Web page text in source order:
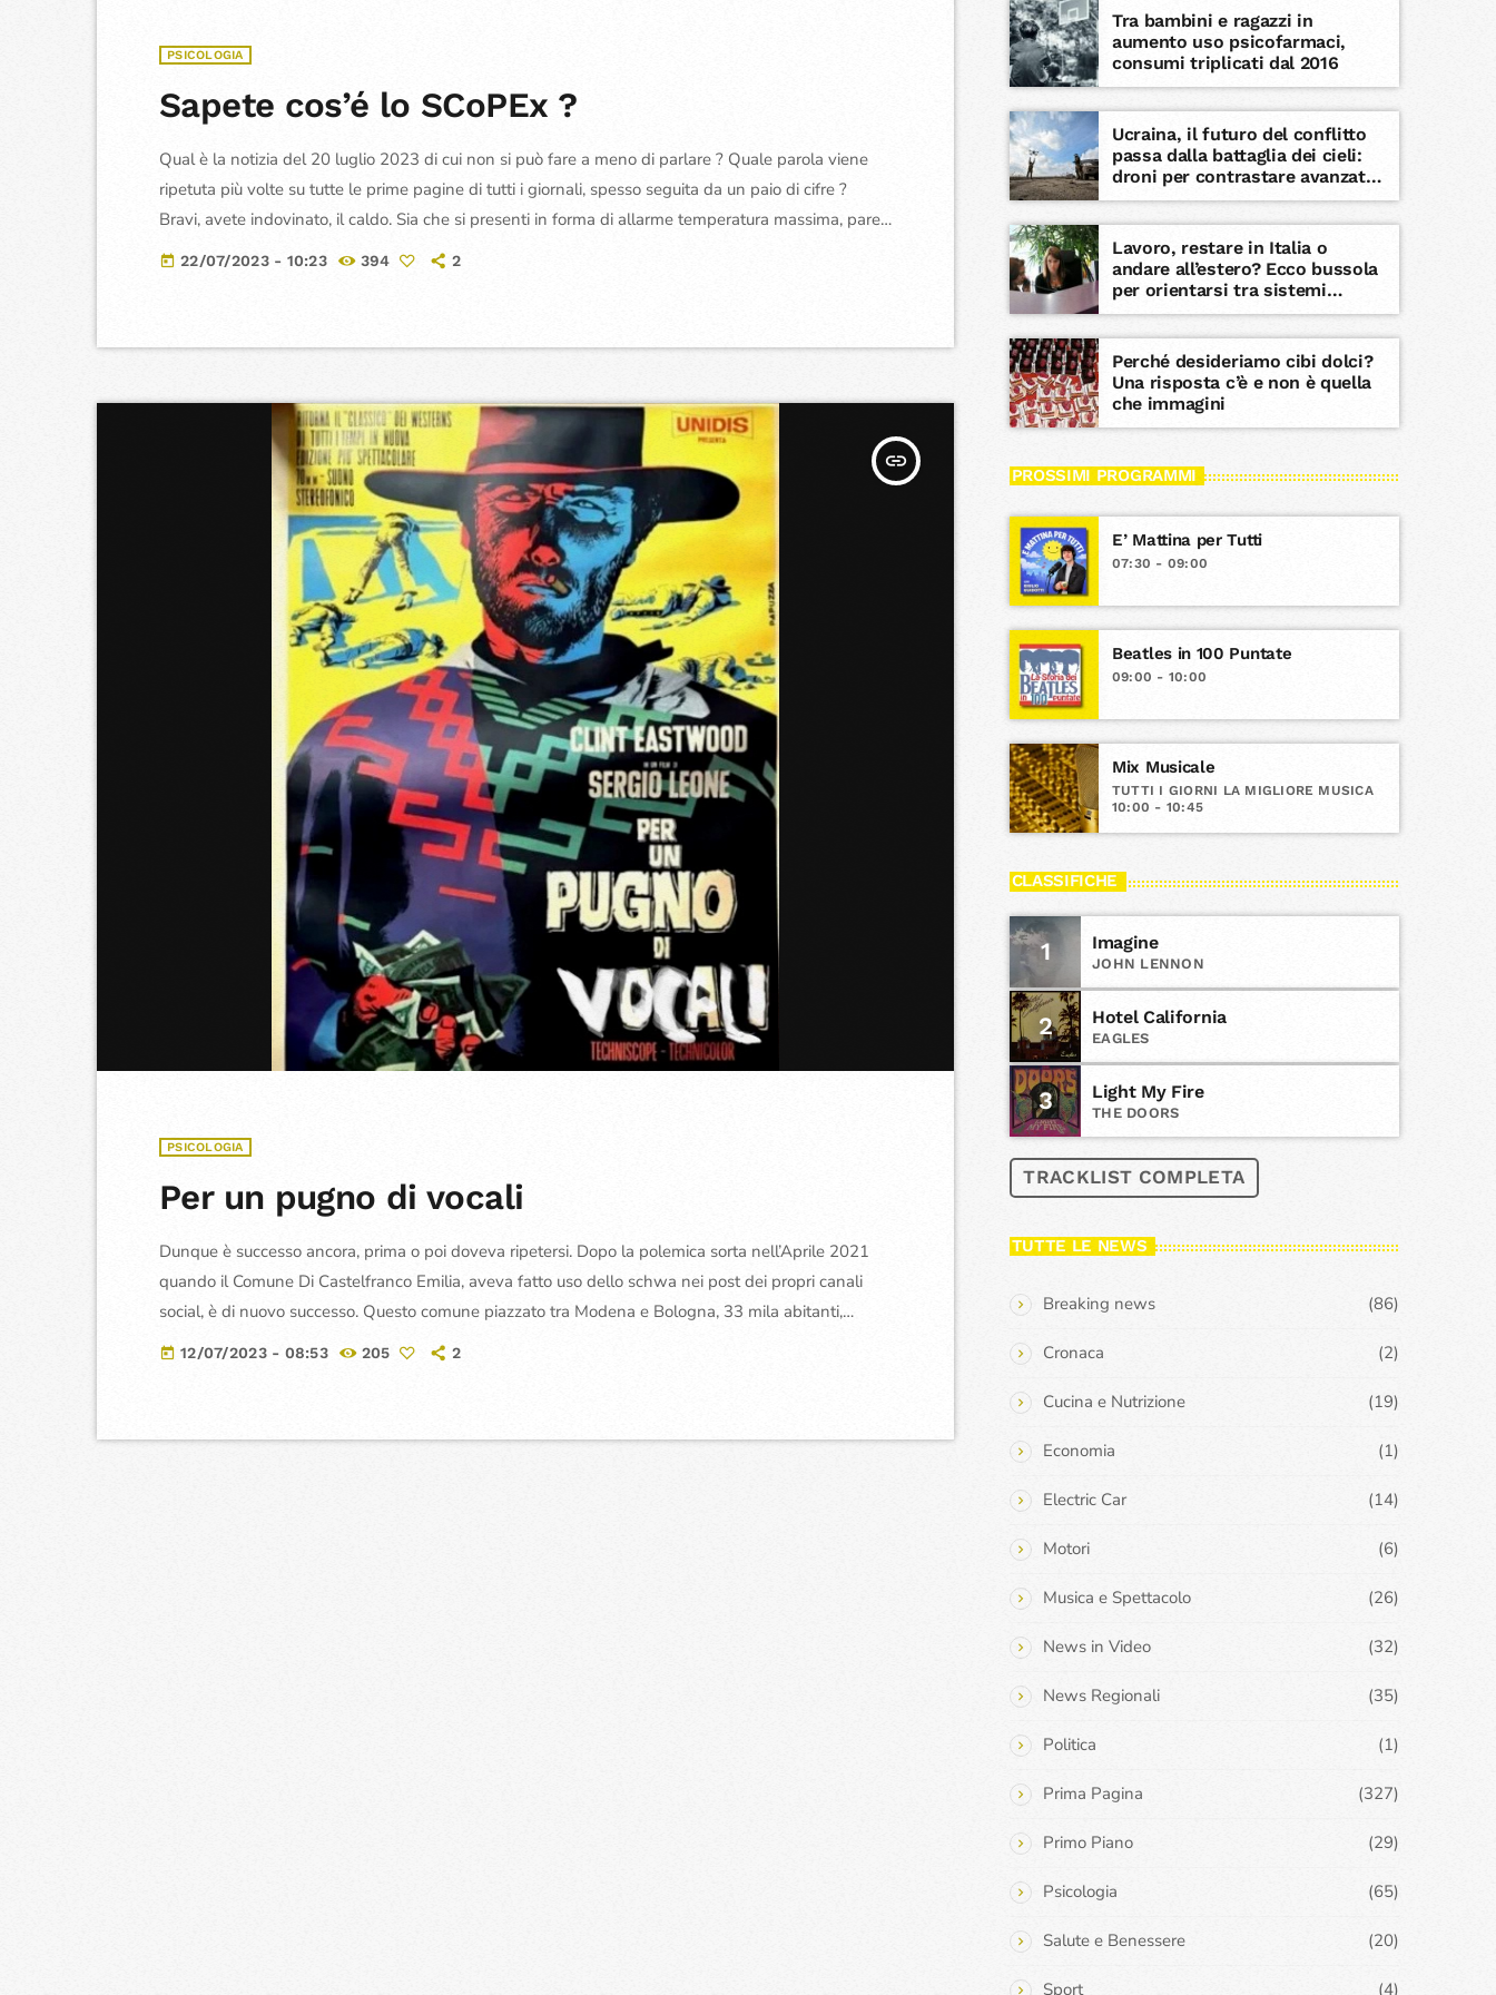
PSICOLOGIA
Sapete cos’é lo SCoPEx ?
Qual è la notizia del 20 luglio 2023 di cui non si può fare a meno di parlare ? Quale parola viene
ripetuta più volte su tutte le prime pagine di tutti i giornali, spesso seguita da un paio di cifre ?
Bravi, avete indovinato, il caldo. Sia che si presenti in forma di allarme temperatura massima, pare
47,5 gradi in Sicilia, oppure di temperatura minima che non scende sotto […]
today 22/07/2023 - 10:23 394 2
insert_link
PSICOLOGIA
Per un pugno di vocali
Dunque è successo ancora, prima o poi doveva ripetersi. Dopo la polemica sorta nell’Aprile 2021
quando il Comune Di Castelfranco Emilia, aveva fatto uso dello schwa nei post dei propri canali
social, è di nuovo successo. Questo comune piazzato tra Modena e Bologna, 33 mila abitanti,
decise in quella primavera di utilizzare la e rovesciata, “ǝ”, come lettera conclusiva di alcuni termini.
today 12/07/2023 - 08:53 205 2
Tra bambini e ragazzi in
aumento uso psicofarmaci,
consumi triplicati dal 2016
Ucraina, il futuro del conflitto
passa dalla battaglia dei cieli:
droni per contrastare avanzata
russa e nodo Patriot
Lavoro, restare in Italia o
andare all’estero? Ecco bussola
per orientarsi tra sistemi
retributivi Ue
Perché desideriamo cibi dolci?
Una risposta c’è e non è quella
che immagini
PROSSIMI PROGRAMMI
E’ Mattina per Tutti
07:30 - 09:00
Beatles in 100 Puntate
09:00 - 10:00
Mix Musicale
TUTTI I GIORNI LA MIGLIORE MUSICA
10:00 - 10:45
CLASSIFICHE
1 Imagine
JOHN LENNON
2 Hotel California
EAGLES
3 Light My Fire
THE DOORS
TRACKLIST COMPLETA
TUTTE LE NEWS
Breaking news (86)
Cronaca (2)
Cucina e Nutrizione (19)
Economia (1)
Electric Car (14)
Motori (6)
Musica e Spettacolo (26)
News in Video (32)
News Regionali (35)
Politica (1)
Prima Pagina (327)
Primo Piano (29)
Psicologia (65)
Salute e Benessere (20)
Sport (4)